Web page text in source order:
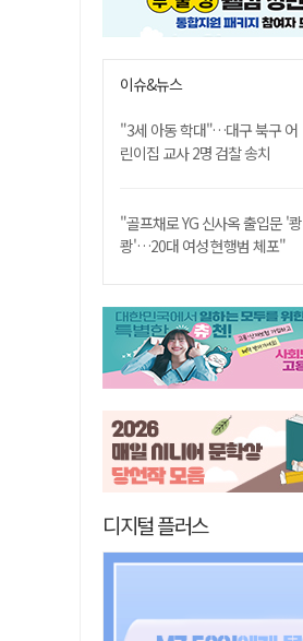
이슈&뉴스
"3세 아동 학대"…대구 북구 어
린이집 교사 2명 검찰 송치
"골프채로 YG 신사옥 출입문 '쾅
쾅'…20대 여성 현행범 체포"
디지털 플러스